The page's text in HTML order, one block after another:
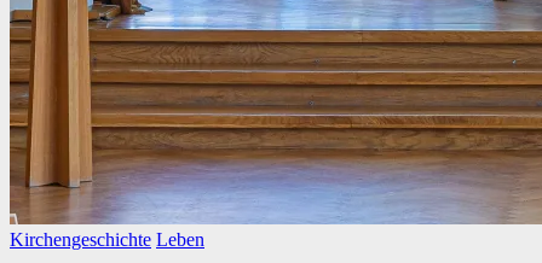
Posted
Kirchengeschichte Leben